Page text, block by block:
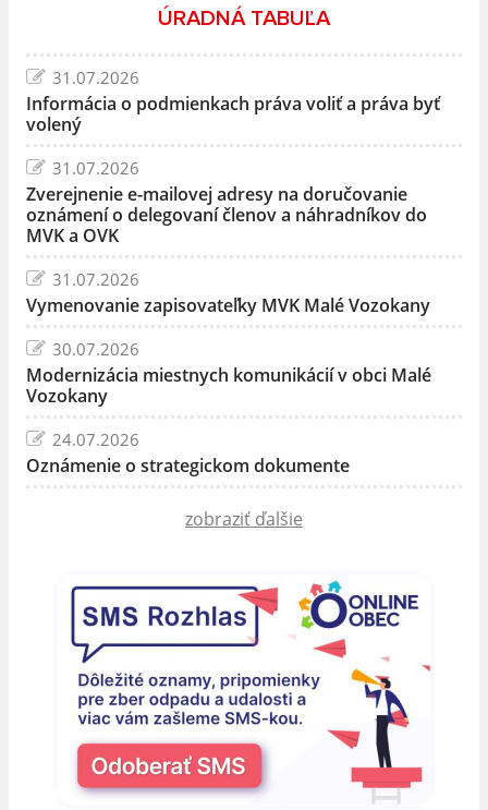
ÚRADNÁ TABUĽA
31.07.2026
Informácia o podmienkach práva voliť a práva byť
volený
31.07.2026
Zverejnenie e-mailovej adresy na doručovanie
oznámení o delegovaní členov a náhradníkov do
MVK a OVK
31.07.2026
Vymenovanie zapisovateľky MVK Malé Vozokany
30.07.2026
Modernizácia miestnych komunikácií v obci Malé
Vozokany
24.07.2026
Oznámenie o strategickom dokumente
zobraziť ďalšie